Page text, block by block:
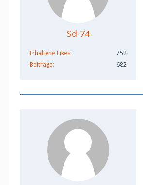
Sd-74
Erhaltene Likes
752
Beiträge
682